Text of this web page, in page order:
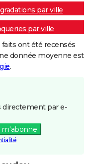
par ville
par ville
ont été recensés
donnée moyenne est
.
directement par e-
m'abonne